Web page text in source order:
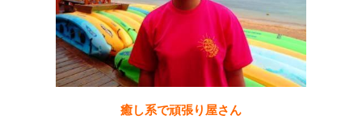
癒し系で頑張り屋さん